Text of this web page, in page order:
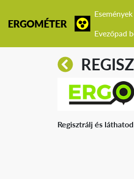
ERGOMÉTER
Események
Evezőpad
Regisztrálj és láthatod